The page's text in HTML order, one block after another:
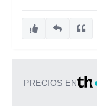
PRECIOS EN